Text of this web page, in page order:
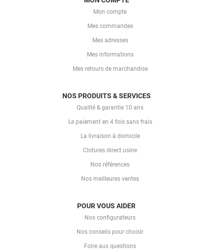
Mon compte
Mes commandes
Mes adresses
Mes informations
Mes retours de marchandise
NOS PRODUITS & SERVICES
Qualité & garantie 10 ans
Le paiement en 4 fois sans frais
La livraison à domicile
Clotures direct usine
Nos références
Nos meilleures ventes
POUR VOUS AIDER
Nos configurateurs
Nos conseils pour choisir
Foire aux questions